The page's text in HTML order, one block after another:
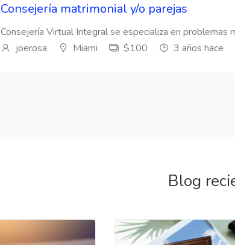
Consejería matrimonial y/o parejas
Consejería Virtual Integral se especializa en problemas
joerosa
Miami $100 3 años hace
Blog